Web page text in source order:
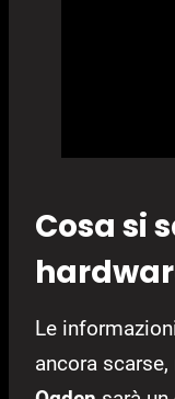
Cosa si
Le
ancora